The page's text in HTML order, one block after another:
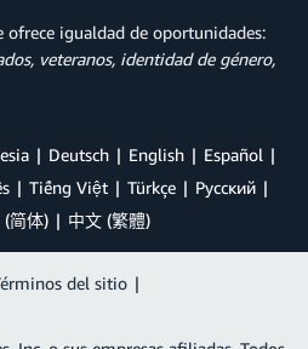
igualdad de oportunidades:
veteranos, identidad de género,
Deutsch English
Español
Tiếng Việt Türkçe
Ρусский
(简体) 中文 (繁體)
del sitio |